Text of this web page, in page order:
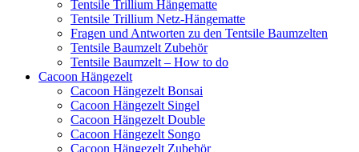
Tentsile Trillium Hängematte
Tentsile Trillium Netz-Hängematte
Fragen und Antworten zu den Tentsile Baumzelten
Tentsile Baumzelt Zubehör
Tentsile Baumzelt – How to do
Cacoon Hängezelt
Cacoon Hängezelt Bonsai
Cacoon Hängezelt Singel
Cacoon Hängezelt Double
Cacoon Hängezelt Songo
Cacoon Hängezelt Zubehör